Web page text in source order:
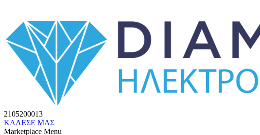
2105200013
ΚΑΛΕΣΕ ΜΑΣ
Marketplace Menu